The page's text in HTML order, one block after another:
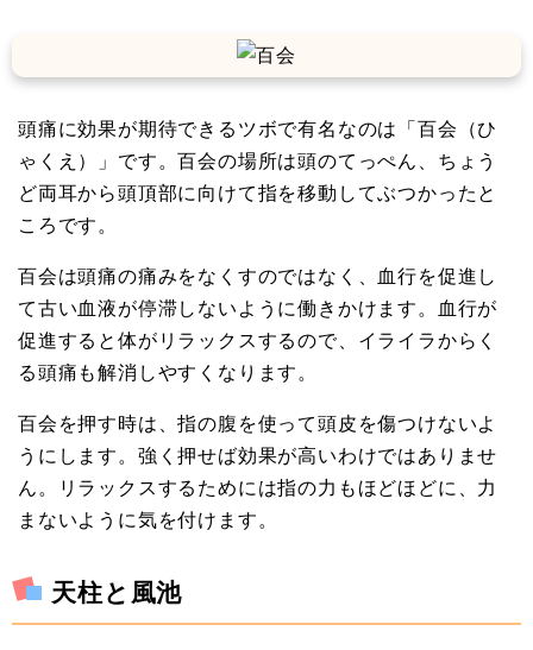
頭痛に効果が期待できるツボで有名なのは「百会（ひ
ゃくえ）」です。百会の場所は頭のてっぺん、ちょう
ど両耳から頭頂部に向けて指を移動してぶつかったと
ころです。
百会は頭痛の痛みをなくすのではなく、血行を促進し
て古い血液が停滞しないように働きかけます。血行が
促進すると体がリラックスするので、イライラからく
る頭痛も解消しやすくなります。
百会を押す時は、指の腹を使って頭皮を傷つけないよ
うにします。強く押せば効果が高いわけではありませ
ん。リラックスするためには指の力もほどほどに、力
まないように気を付けます。
天柱と風池